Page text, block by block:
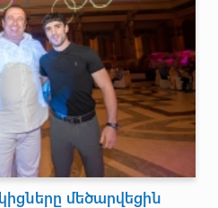
մեծարվեցին